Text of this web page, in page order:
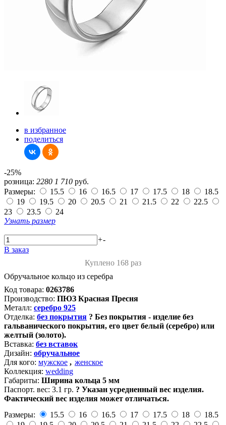
в избранное
поделиться
-25%
розница: 2280 1 710 руб.
Размеры:
15.5 16 16.5 17 17.5 18
18.5
19
19.5 20 20.5 21 21.5 22
22.5
23
23.5
24
Узнать размер
+-
В заказ
Куплено 168 раз
Обручальное кольцо из серебра
Код товара: 0263786
Производство: ПЮЗ Красная Пресня
Металл: серебро 925
Отделка: без покрытия ? Без покрытия - изделие без
гальванического покрытия, его цвет белый (серебро) или
желтый (золото).
Вставка: без вставок
Дизайн: обручальное
Для кого: мужское , женское
Коллекция: wedding
Габариты: Ширина кольца 5 мм
Паспорт. вес: 3.1 гр. ? Указан усредненный вес изделия.
Фактический вес изделия может отличаться.
Размеры:
15.5 16 16.5 17 17.5 18
18.5